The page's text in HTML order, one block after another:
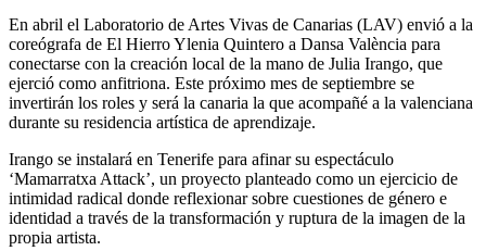
En abril el Laboratorio de Artes Vivas de Canarias (LAV) envió a la
coreógrafa de El Hierro Ylenia Quintero a Dansa València para
conectarse con la creación local de la mano de Julia Irango, que
ejerció como anfitriona. Este próximo mes de septiembre se
invertirán los roles y será la canaria la que acompañé a la valenciana
durante su residencia artística de aprendizaje.
Irango se instalará en Tenerife para afinar su espectáculo
‘Mamarratxa Attack’, un proyecto planteado como un ejercicio de
intimidad radical donde reflexionar sobre cuestiones de género e
identidad a través de la transformación y ruptura de la imagen de la
propia artista.